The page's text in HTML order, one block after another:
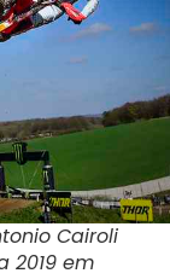
Cairoli
2019 em